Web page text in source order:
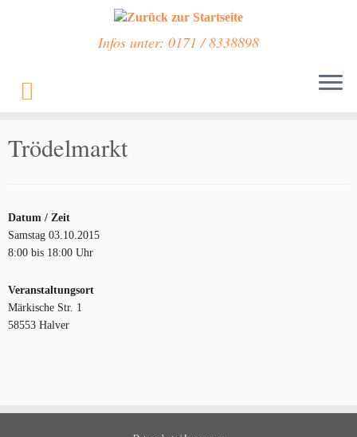
Infos unter: 0171 / 8338898
Trödelmarkt
Datum / Zeit
Samstag 03.10.2015
8:00 bis 18:00 Uhr
Veranstaltungsort
Märkische Str. 1
58553 Halver